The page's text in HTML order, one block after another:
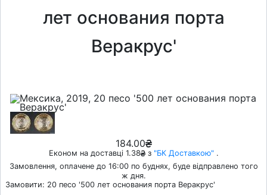
лет основания порта
Веракрус'
184.00
Економ на доставці 1.38 з "БК Доставкою" .
Замовлення, оплачене до 16:00 по буднях, буде відправлено того
ж дня.
Замовити: 20 песо '500 лет основания порта Веракрус'